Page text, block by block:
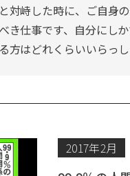
対峙した時に、ご自身
き仕事です、自分にし
方はどれくらいいらっ
2017年2月